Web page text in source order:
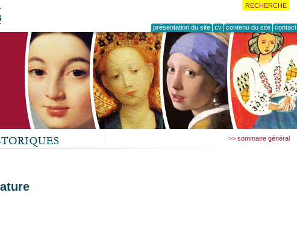
RECHERCHE
présentation du site cv contenu du site contact
>> sommaire général